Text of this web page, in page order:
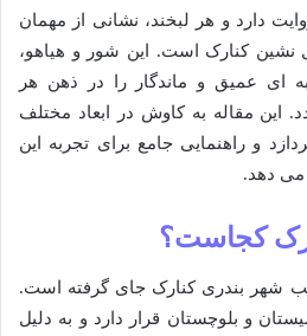
دارد و هر لبخند، نشانی از مهمان
نشین کنارک است. این شور و هیاهو،
ای عمیق و ماندگار را در ذهن هر
این مقاله به کاوش در ابعاد مختلف
و راهنمایی جامع برای تجربه این
می دهد.
کجاست؟
شهر بندری کنارک جای گرفته است.
و بلوچستان قرار دارد و به دلیل